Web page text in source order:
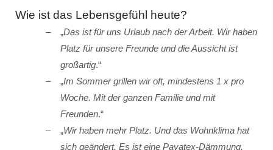
Wie ist das Lebensgefühl heute?
„Das ist für uns Urlaub nach der Arbeit. Wir haben
Platz für unsere Freunde und die Aussicht ist
großartig.“
„Im Sommer grillen wir oft, mindestens 1 x pro
Woche. Mit der ganzen Familie und mit
Freunden.“
„Wir haben mehr Platz. Und das Wohnklima hat
sich geändert. Es ist eine Pavatex-Dämmung.